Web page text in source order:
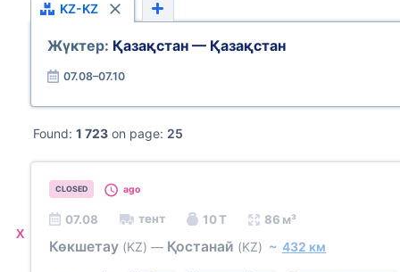
KZ-KZ
Жүктер: Қазақстан — Қазақстан
07.08–07.10
Found: 1 723on page: 25
X
CLOSED ago
07.08 тент 10 Т 86 м³
Көкшетау (KZ) — Қостанай (KZ) ~ 432 км